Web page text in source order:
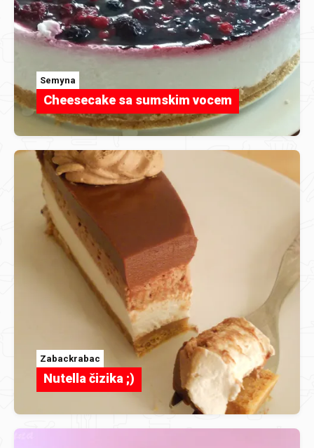
Semyna
Cheesecake sa sumskim vocem
Zabackrabac
Nutella čizika ;)